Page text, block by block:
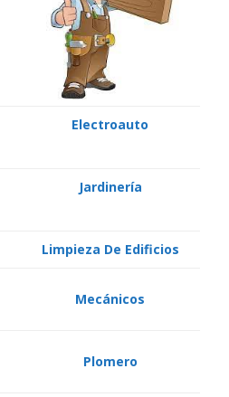
Electroauto
Jardinería
Limpieza De Edificios
Mecánicos
Plomero